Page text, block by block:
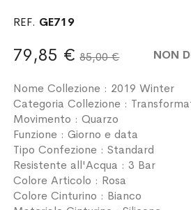
REF. GE719
79,85 € 85,00 € NON
Nome Collezione : 2019 Winter
Categoria Collezione :
Movimento : Quarzo
Funzione : Giorno e data
Tipo Confezione : Standard
Resistente all'Acqua : 3 Bar
Colore Articolo : Rosa
Colore Cinturino : Bianco